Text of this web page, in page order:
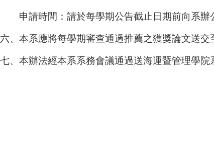
申請時間：請於每學期公告截止日期前向系
六、本系應將每學期審查通過推薦之獲獎論文送交
七、本辦法經本系系務會議通過送海運暨管理學院